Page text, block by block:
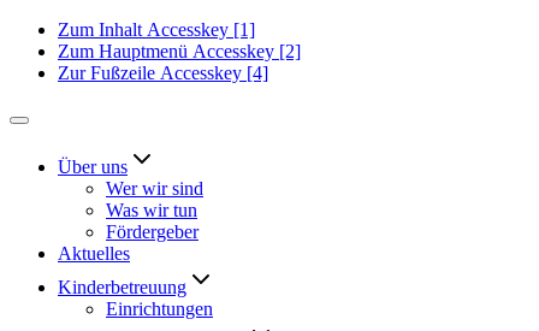
Zum Inhalt Accesskey [1]
Zum Hauptmenü Accesskey [2]
Zur Fußzeile Accesskey [4]
Über uns
Wer wir sind
Was wir tun
Fördergeber
Aktuelles
Kinderbetreuung
Einrichtungen